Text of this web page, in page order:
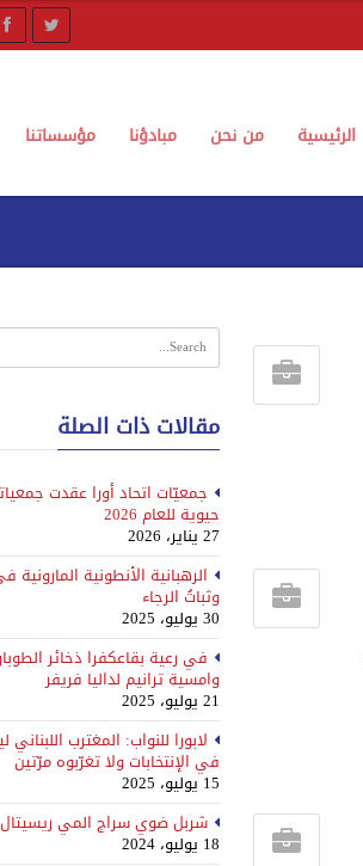
الرئيسية من نحن مبادؤنا مؤسساتنا
مقالات ذات الصلة
جمعيّات اتحاد أورا عقدت
حيوية للعام 2026
27 يناير، 2026
الرهبانية الأنطونية
وثباتُ الرجاء
30 يوليو، 2025
في رعية بقاعكفرا ذخائر
وامسية ترانيم لداليا فريفر
21 يوليو، 2025
لابورا للنواب: المغترب
في الإنتخابات ولا تغرّبوه مرّتين
15 يوليو، 2025
شربل ضوي سراج المي ريسيتال
18 يوليو، 2024